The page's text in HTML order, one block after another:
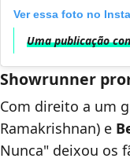
Ver essa foto no
Uma publicação
Showrunner
Com direito a um
Ramakrishnan) e
Nunca" deixou os